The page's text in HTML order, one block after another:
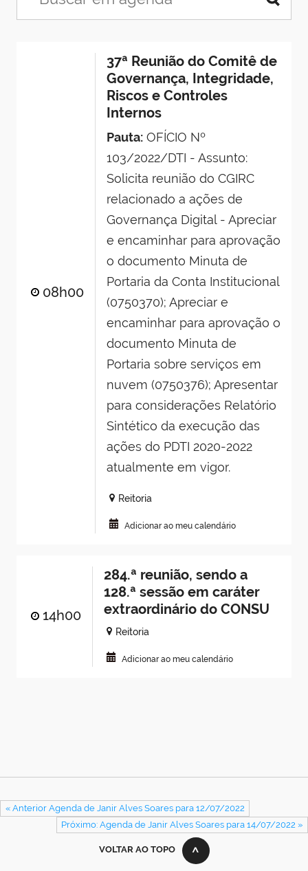
08h00
37ª Reunião do Comitê de
Governança, Integridade,
Riscos e Controles
Internos
Pauta:OFÍCIO Nº
103/2022/DTI - Assunto:
Solicita reunião do CGIRC
relacionado a ações de
Governança Digital - Apreciar
e encaminhar para aprovação
o documento Minuta de
Portaria da Conta Institucional
(0750370); Apreciar e
encaminhar para aprovação o
documento Minuta de
Portaria sobre serviços em
nuvem (0750376); Apresentar
para considerações Relatório
Sintético da execução das
ações do PDTI 2020-2022
atualmente em vigor.
Reitoria
Adicionar ao meu calendário
14h00
284.ª reunião, sendo a
128.ª sessão em caráter
extraordinário do CONSU
Reitoria
Adicionar ao meu calendário
« Anterior Agenda de Janir Alves Soares para 12/07/2022
Próximo: Agenda de Janir Alves Soares para 14/07/2022 »
VOLTAR AO TOPO